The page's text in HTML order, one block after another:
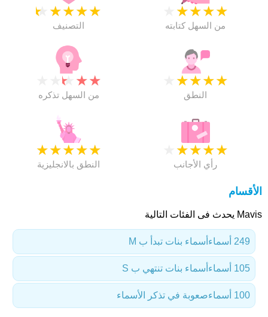
★
★
★
★
★
التصنيف
★
★
★
★
من السهل كتابته
★
★
★
من السهل تذكره
★
★
★
★
النطق
★
★
★
★
★
النطق بالانجليزية
★
★
★
★
رأي الأجانب
الأقسام
Mavis يحدث فى الفئات التالية
أسماء بنات تبدأ ب M 249 أسماء
أسماء بنات تنتهي ب S 105 أسماء
صعوبة في تذكر الأسماء 100 أسماء